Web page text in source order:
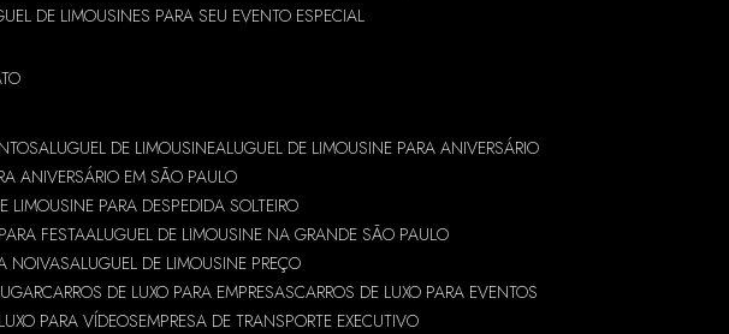
DE LIMOUSINES PARA SEU EVENTO ESPECIAL
ALUGUEL DE LIMOUSINEALUGUEL DE LIMOUSINE PARA ANIVERSÁRIO
ANIVERSÁRIO EM SÃO PAULO
LIMOUSINE PARA DESPEDIDA SOLTEIRO
FESTAALUGUEL DE LIMOUSINE NA GRANDE SÃO PAULO
NOIVASALUGUEL DE LIMOUSINE PREÇO
CARROS DE LUXO PARA EMPRESASCARROS DE LUXO PARA EVENTOS
PARA VÍDEOSEMPRESA DE TRANSPORTE EXECUTIVO